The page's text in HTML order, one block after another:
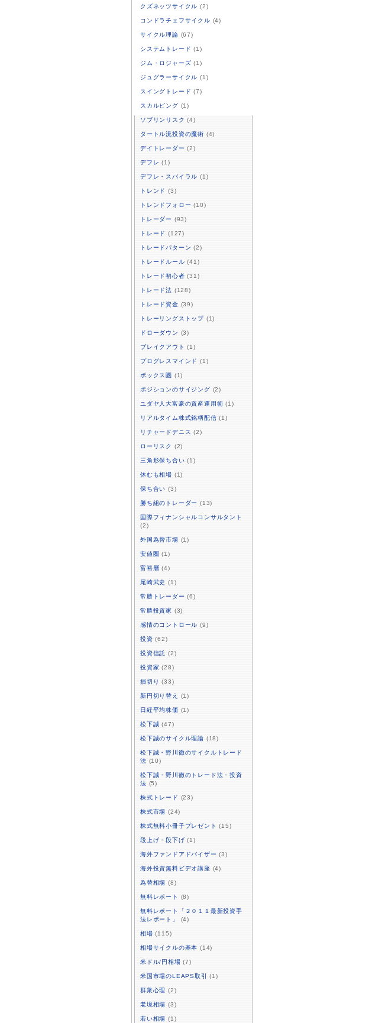
クズネッツサイクル (2)
コンドラチェフサイクル (4)
サイクル理論 (67)
システムトレード (1)
ジム・ロジャーズ (1)
ジュグラーサイクル (1)
スイングトレード (7)
スカルピング (1)
ソブリンリスク (4)
タートル流投資の魔術 (4)
デイトレーダー (2)
デフレ (1)
デフレ・スパイラル (1)
トレンド (3)
トレンドフォロー (10)
トレーダー (93)
トレード (127)
トレードパターン (2)
トレードルール (41)
トレード初心者 (31)
トレード法 (128)
トレード資金 (39)
トレーリングストップ (1)
ドローダウン (3)
ブレイクアウト (1)
プログレスマインド (1)
ボックス圏 (1)
ポジションのサイジング (2)
ユダヤ人大富豪の資産運用術 (1)
リアルタイム株式銘柄配信 (1)
リチャードデニス (2)
ローリスク (2)
三角形保ち合い (1)
休むも相場 (1)
保ち合い (3)
勝ち組のトレーダー (13)
国際フィナンシャルコンサルタント
(2)
外国為替市場 (1)
安値圏 (1)
富裕層 (4)
尾崎武史 (1)
常勝トレーダー (6)
常勝投資家 (3)
感情のコントロール (9)
投資 (62)
投資信託 (2)
投資家 (28)
損切り (33)
新円切り替え (1)
日経平均株価 (1)
松下誠 (47)
松下誠のサイクル理論 (18)
松下誠・野川徹のサイクルトレード
法 (10)
松下誠・野川徹のトレード法・投資
法 (5)
株式トレード (23)
株式市場 (24)
株式無料小冊子プレゼント (15)
段上げ・段下げ (1)
海外ファンドアドバイザー (3)
海外投資無料ビデオ講座 (4)
為替相場 (8)
無料レポート (8)
無料レポート「２０１１最新投資手
法レポート」
(4)
相場 (115)
相場サイクルの基本 (14)
米ドル/円相場 (7)
米国市場のLEAPS取引 (1)
群衆心理 (2)
老境相場 (3)
若い相場 (1)